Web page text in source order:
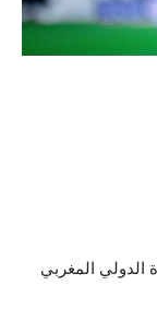
الدولي المغربي